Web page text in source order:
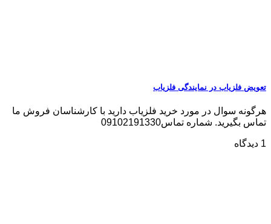
تعویض فلزیاب در نمایندگی فلزیاب
هرگونه سوال در مورد خرید فلزیاب دارید با کارشناسان فروش ما
تماس بگیرید. شماره تماس09102191330
1 دیدگاه